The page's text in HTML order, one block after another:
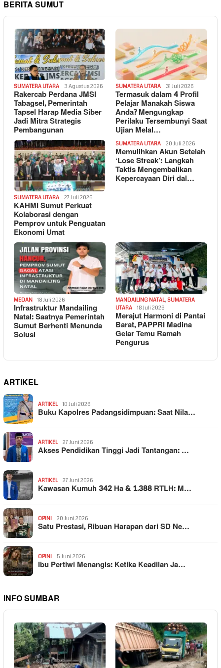
BERITA SUMUT
SUMATERA UTARA 3 Agustus 2026
Rakercab Perdana JMSI
Tabagsel, Pemerintah
Tapsel Harap Media Siber
Jadi Mitra Strategis
Pembangunan
SUMATERA UTARA 31 Juli 2026
Termasuk dalam 4 Profil
Pelajar Manakah Siswa
Anda? Mengungkap
Perilaku Tersembunyi Saat
Ujian Melal…
SUMATERA UTARA 27 Juli 2026
KAHMI Sumut Perkuat
Kolaborasi dengan
Pemprov untuk Penguatan
Ekonomi Umat
SUMATERA UTARA 20 Juli 2026
Memulihkan Akun Setelah
‘Lose Streak’: Langkah
Taktis Mengembalikan
Kepercayaan Diri dal…
MEDAN 18 Juli 2026
Infrastruktur Mandailing
Natal: Saatnya Pemerintah
Sumut Berhenti Menunda
Solusi
MANDAILING NATAL, SUMATERA
UTARA
18 Juli 2026
Merajut Harmoni di Pantai
Barat, PAPPRI Madina
Gelar Temu Ramah
Pengurus
ARTIKEL
ARTIKEL 10 Juli 2026
Buku Kapolres Padangsidimpuan: Saat Nila…
ARTIKEL 27 Juni 2026
Akses Pendidikan Tinggi Jadi Tantangan: …
ARTIKEL 27 Juni 2026
Kawasan Kumuh 342 Ha & 1.388 RTLH: M…
OPINI 20 Juni 2026
Satu Prestasi, Ribuan Harapan dari SD Ne…
OPINI 5 Juni 2026
Ibu Pertiwi Menangis: Ketika Keadilan Ja…
INFO SUMBAR